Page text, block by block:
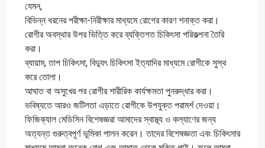
যেমন,
বিভিন্ন ধরনের পরীক্ষা-নিরীক্ষার মাধ্যমে রোগের কারণ শনাক্ত করা।
রোগীর অবস্থার উপর ভিত্তি করে ব্যক্তিগত চিকিৎসা পরিকল্পনা তৈরি
করা।
ব্যায়াম, তাপ চিকিৎসা, বিদ্যুৎ চিকিৎসা ইত্যাদির মাধ্যমে রোগীকে সুস্থ
করে তোলা।
আঘাত বা অসুখের পর রোগীর শারীরিক কার্যক্ষমতা পুনরুদ্ধার করা।
ভবিষ্যতে আরও জটিলতা এড়াতে রোগীকে উপযুক্ত পরামর্শ দেওয়া।
ফিজিক্যাল মেডিসিন বিশেষজ্ঞরা আমাদের স্বাস্থ্য ও কল্যাণের জন্য
অত্যন্ত গুরুত্বপূর্ণ ভূমিকা পালন করেন। তাদের বিশেষজ্ঞতা এবং চিকিৎসার